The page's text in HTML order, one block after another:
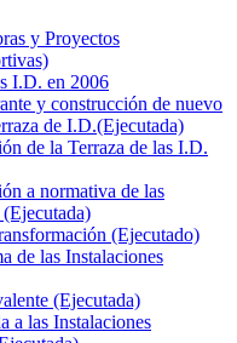
y Proyectos
I.D. en 2006
y construcción de nuevo
de I.D.(Ejecutada)
de la Terraza de las I.D.
a normativa de las
(Ejecutado)
de las Instalaciones
(Ejecutada)
a las Instalaciones